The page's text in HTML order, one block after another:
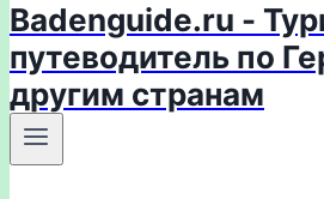
Badenguide.ru -
путеводитель по
другим странам